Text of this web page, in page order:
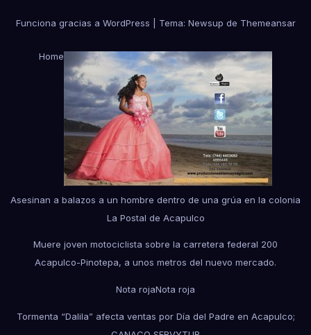
Funciona gracias a WordPress Tema: Newsup de Themeansar
Home
Asesinan a balazos a un hombre dentro de una grúa en la colonia
La Postal de Acapulco
Muere joven motociclista sobre la carretera federal 200
Acapulco-Pinotepa, a unos metros del nuevo mercado.
Nota rojaNota roja
Tormenta “Dalila” afecta ventas por Día del Padre en Acapulco;